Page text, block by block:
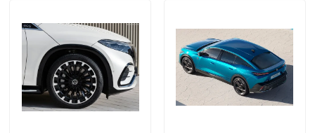
Fabrieksreis
Kwaliteitscontrole